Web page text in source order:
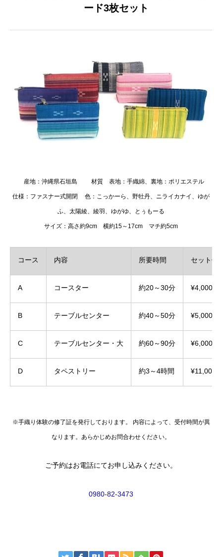
ード3枚セット
産地：沖縄県石垣島 材質 表地：手織綿、裏地：ポリエステル
仕様：ファスナー式開閉 色：こっかーら、野牡丹、ニライカナイ、ゆが
ふ、太陽綾、綾羽、ゆがゆ、とぅもーる
サイズ：高さ約9cm 横約15～17cm マチ約5cm
コース 内容 所要時間 セット価
A コースター 約20～30分 ¥4,000
B テーブルセンター 約40～50分 ¥5,000
C テーブルセンター・大 約60～90分 ¥6,000
D タペストリー 約3～4時間 ¥11,000
※手織り体験の修了証を発行しております。 内容によって、受付時間が異
なります。あらかじめお問合わせください。
ご予約はお電話にてお申し込みください。
0980-82-3473